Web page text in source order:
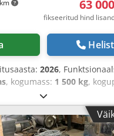
63
fikseeritud hind
2026,
, kogumass: 1 500 kg,
1 800 mm
8 A, garantii kestus: